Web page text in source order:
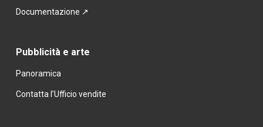
Documentazione ↗
Pubblicità e arte
Panoramica
Contatta l’Ufficio vendite